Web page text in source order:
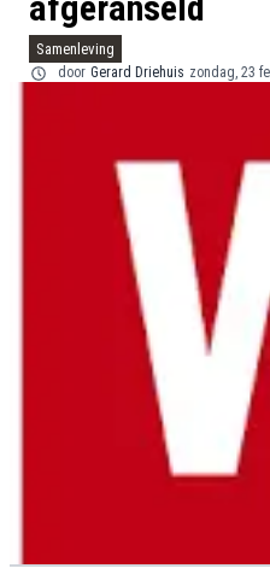
Samenleving
door Gerard Driehuis zondag, 23